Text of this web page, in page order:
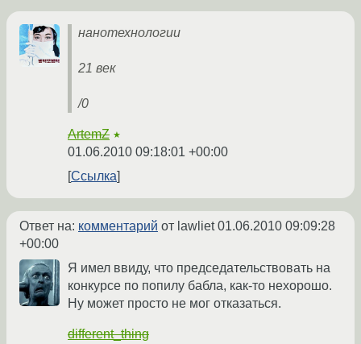
нанотехнологии
21 век
/0
ArtemZ ★
01.06.2010 09:18:01 +00:00
Ссылка
Ответ на: комментарий от lawliet01.06.2010 09:09:28
+00:00
Я имел ввиду, что председательствовать на
конкурсе по попилу бабла, как-то нехорошо.
Ну может просто не мог отказаться.
different_thing